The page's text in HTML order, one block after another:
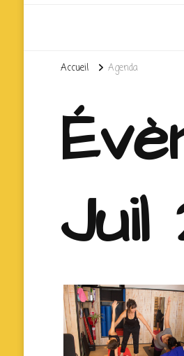
Accueil Agenda
Juil